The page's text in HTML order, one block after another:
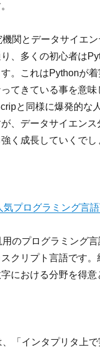
関とデータサイエ
、多くの初心者は
。これはPythonが
てきている事を意味
と同様に爆発的な
、データサイエンス
く成長していくでし
気プログラミング言
のプログラミング
クリプト言語です
における分野を得意
「インタプリタ上